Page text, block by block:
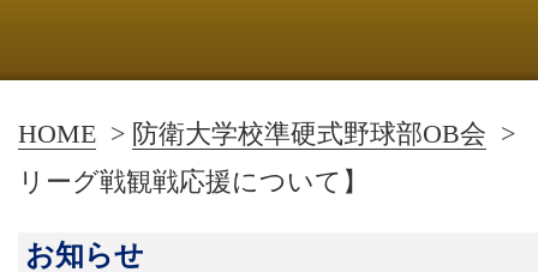
HOME > 防衛大学校準硬式野球部OB会 >
リーグ戦観戦応援について】
お知らせ